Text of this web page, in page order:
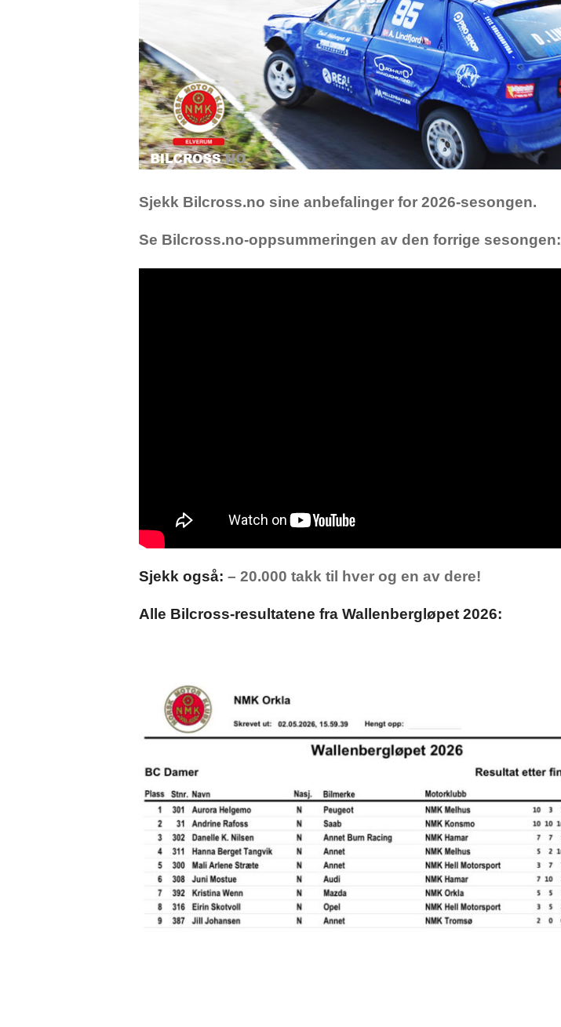
Sjekk Bilcross.no sine anbefalinger for 2026-sesongen.
Se Bilcross.no-oppsummeringen av den forrige sesongen:
Sjekk også: – 20.000 takk til hver og en av dere!
Alle Bilcross-resultatene fra Wallenbergløpet 2026: